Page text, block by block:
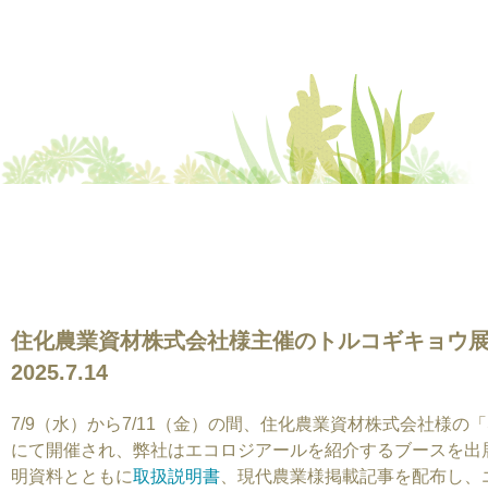
住化農業資材株式会社様主催のトルコギキョウ
2025.7.14
7/9（水）から7/11（金）の間、住化農業資材株式会社様の
にて開催され、弊社はエコロジアールを紹介するブースを
明資料とともに取扱説明書 、現代農業様掲載記事を配布し